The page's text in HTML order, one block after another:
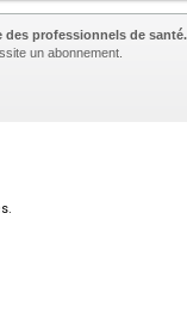
des professionnels de santé.
un abonnement.